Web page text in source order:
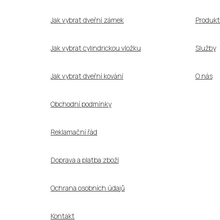
Jak vybrat dveřní zámek
Jak vybrat cylindrickou vložku
Jak vybrat dveřní kování
Obchodní podmínky
Reklamační řád
Doprava a platba zboží
Ochrana osobních údajů
Kontakt
Služby
O nás